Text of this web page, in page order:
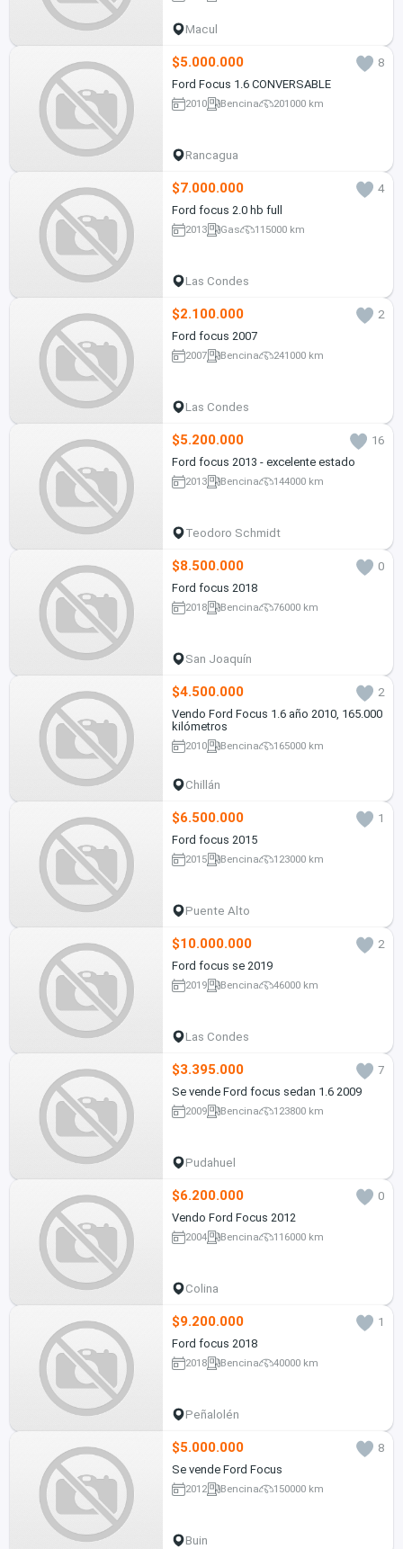
Macul
$5.000.000
8
Ford Focus 1.6 CONVERSABLE
2010 Bencina 201000 km
Rancagua
$7.000.000
4
Ford focus 2.0 hb full
2013 Gas 115000 km
Las Condes
$2.100.000
2
Ford focus 2007
2007 Bencina 241000 km
Las Condes
$5.200.000
16
Ford focus 2013 - excelente estado
2013 Bencina 144000 km
Teodoro Schmidt
$8.500.000
0
Ford focus 2018
2018 Bencina 76000 km
San Joaquín
$4.500.000
2
Vendo Ford Focus 1.6 año 2010, 165.000
kilómetros
2010 Bencina 165000 km
Chillán
$6.500.000
1
Ford focus 2015
2015 Bencina 123000 km
Puente Alto
$10.000.000
2
Ford focus se 2019
2019 Bencina 46000 km
Las Condes
$3.395.000
7
Se vende Ford focus sedan 1.6 2009
2009 Bencina 123800 km
Pudahuel
$6.200.000
0
Vendo Ford Focus 2012
2004 Bencina 116000 km
Colina
$9.200.000
1
Ford focus 2018
2018 Bencina 40000 km
Peñalolén
$5.000.000
8
Se vende Ford Focus
2012 Bencina 150000 km
Buin